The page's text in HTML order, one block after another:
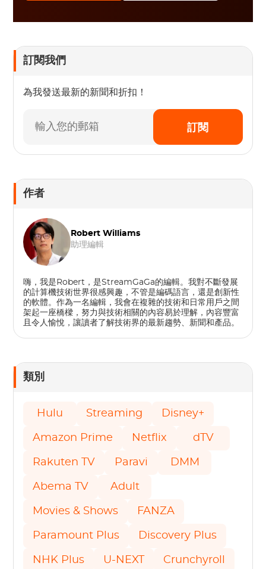
訂閱我們
為我發送最新的新聞和折扣！
訂閱
作者
Robert Williams
助理編輯
嗨，我是Robert，是StreamGaGa的編輯。我對不斷發展
的計算機技術世界很感興趣，不管是編碼語言，還是創新性
的軟體。作為一名編輯，我會在複雜的技術和日常用戶之間
架起一座橋樑，努力與技術相關的內容易於理解，內容豐富
且令人愉​​悅，讓讀者了解技術界的最新趨勢、新聞和產品。
類別
Hulu Streaming Disney+
Amazon Prime Netflix dTV
Rakuten TV Paravi DMM
Abema TV Adult
Movies & Shows FANZA
Paramount Plus Discovery Plus
NHK Plus U-NEXT Crunchyroll